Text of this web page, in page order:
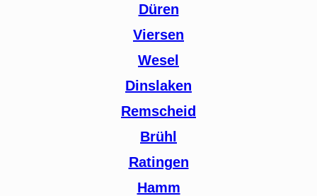
Düren
Viersen
Wesel
Dinslaken
Remscheid
Brühl
Ratingen
Hamm